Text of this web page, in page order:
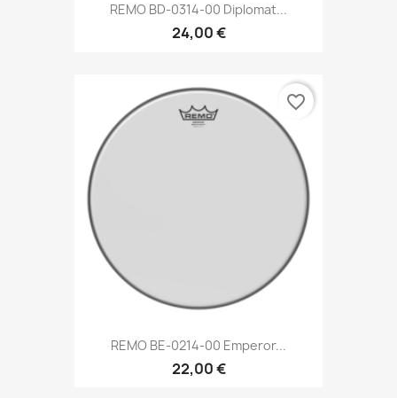
REMO BD-0314-00 Diplomat...
24,00 €
REMO BE-0214-00 Emperor...
22,00 €
favorite_border